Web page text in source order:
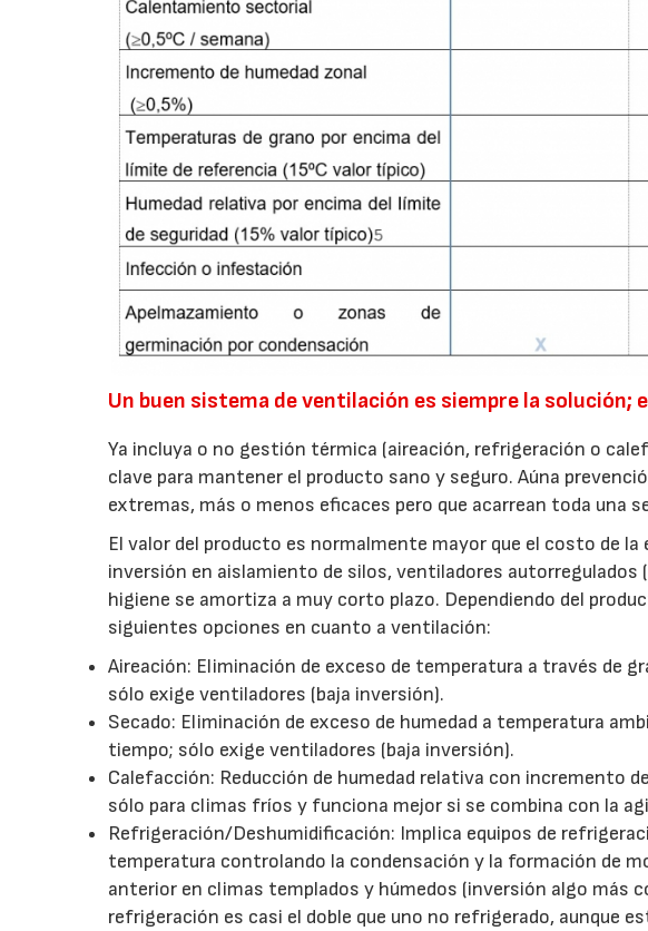
Un buen sistema de ventilación es siempre la solución;
Ya incluya o no gestión térmica (aireación, refrigeración o
clave para mantener el producto sano y seguro. Aúna
extremas, más o menos eficaces pero que acarrean toda una
El valor del producto es normalmente mayor que el costo de
inversión en aislamiento de silos, ventiladores autorregulados
higiene se amortiza a muy corto plazo. Dependiendo del
siguientes opciones en cuanto a ventilación:
Aireación: Eliminación de exceso de temperatura a través de
sólo exige ventiladores (baja inversión).
Secado: Eliminación de exceso de humedad a temperatura
tiempo; sólo exige ventiladores (baja inversión).
Calefacción: Reducción de humedad relativa con incremento
sólo para climas fríos y funciona mejor si se combina con la
Refrigeración/Deshumidificación: Implica equipos de
temperatura controlando la condensación y la formación de
anterior en climas templados y húmedos (inversión algo más
refrigeración es casi el doble que uno no refrigerado, aunque